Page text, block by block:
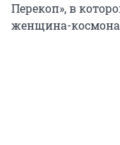
Перекоп», в
женщина-